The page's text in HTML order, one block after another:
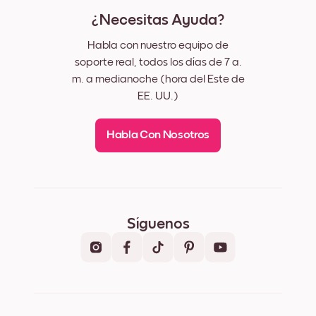
¿Necesitas Ayuda?
Habla con nuestro equipo de
soporte real, todos los días de 7 a.
m. a medianoche (hora del Este de
EE. UU.)
Habla Con Nosotros
Síguenos